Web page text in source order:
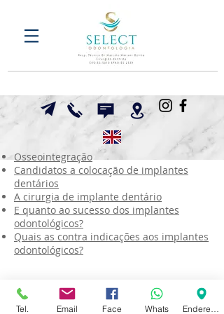
Osseointegração
Candidatos a colocação de implantes
dentários
A cirurgia de implante dentário
E quanto ao sucesso dos implantes
odontológicos?
Quais as contra indicações aos implantes
odontológicos?
Tel. Email Face Whats